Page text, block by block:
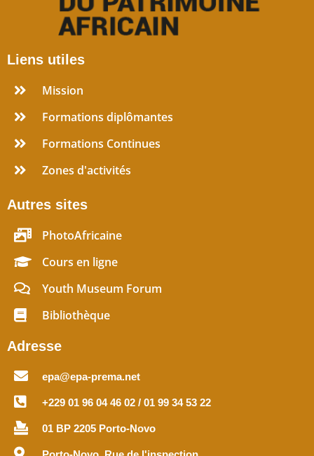
Liens utiles
Mission
Formations diplômantes
Formations Continues
Zones d'activités
Autres sites
PhotoAfricaine
Cours en ligne
Youth Museum Forum
Bibliothèque
Adresse
epa@epa-prema.net
+229 01 96 04 46 02 / 01 99 34 53 22
01 BP 2205 Porto-Novo